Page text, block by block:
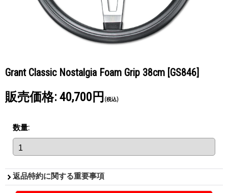
Grant Classic Nostalgia Foam Grip 38cm [GS846]
販売価格: 40,700円 (税込)
数量:
返品特約に関する重要事項